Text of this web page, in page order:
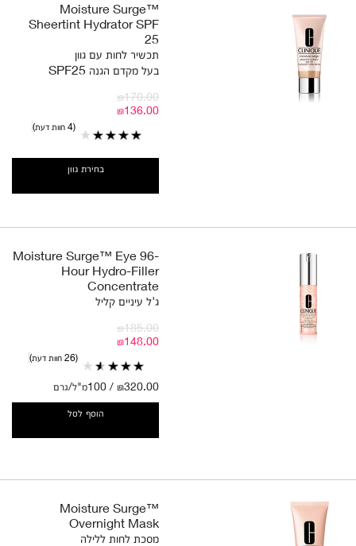
Moisture Surge™
Sheertint Hydrator SPF
25
תכשיר לחות עם גוון
בעל מקדם הגנה SPF25
₪170.00
₪136.00
4 חוות דעת
בחירת גוון
Moisture Surge™ Eye 96-
Hour Hydro-Filler
Concentrate
ג'ל עיניים קליל
₪185.00
₪148.00
26 חוות דעת
₪320.00 / 100מ"ל/גרם
הוסף לסל
Moisture Surge™
Overnight Mask
מסכת לחות ללילה